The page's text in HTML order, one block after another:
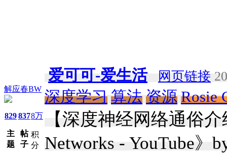
解应春BW
829
主
题
837
帖
子
8万
积
分
爱可可-爱生活 网页链接
深度学习 算法 资源 Rosie
【深度神经网络通俗
Networks - YouTube》